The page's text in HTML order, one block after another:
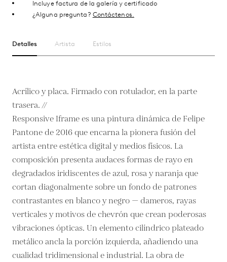
Incluye factura de la galería y certificado
¿Alguna pregunta? Contáctenos.
Detalles Artista Estilos
Acrílico y placa. Firmado con rotulador, en la parte
trasera. //
Responsive Iframe es una pintura dinámica de Felipe
Pantone de 2016 que encarna la pionera fusión del
artista entre estética digital y medios físicos. La
composición presenta audaces formas de rayo en
degradados iridiscentes de azul, rosa y naranja que
cortan diagonalmente sobre un fondo de patrones
contrastantes en blanco y negro — dameros, rayas
verticales y motivos de chevrón que crean poderosas
vibraciones ópticas. Un elemento cilíndrico plateado
metálico ancla la porción izquierda, añadiendo una
cualidad tridimensional e industrial. La obra de